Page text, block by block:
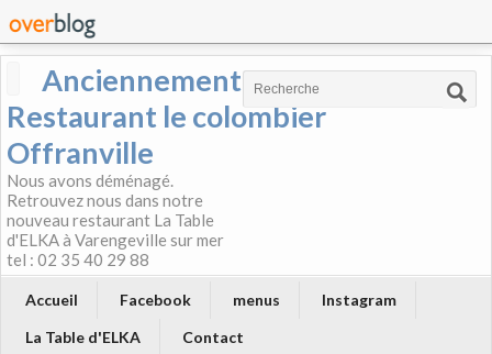
Anciennement
Restaurant le colombier
Offranville
Nous avons déménagé.
Retrouvez nous dans notre
nouveau restaurant La Table
d'ELKA à Varengeville sur mer
tel : 02 35 40 29 88
Accueil Facebook menus
Instagram
La Table d'ELKA
Contact